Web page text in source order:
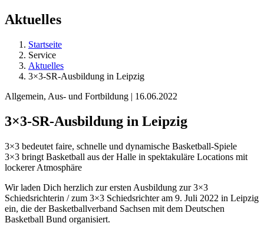
Aktuelles
Startseite
Service
Aktuelles
3×3-SR-Ausbildung in Leipzig
Allgemein, Aus- und Fortbildung | 16.06.2022
3×3-SR-Ausbildung in Leipzig
3×3 bedeutet faire, schnelle und dynamische Basketball-Spiele
3×3 bringt Basketball aus der Halle in spektakuläre Locations mit
lockerer Atmosphäre
Wir laden Dich herzlich zur ersten Ausbildung zur 3×3
Schiedsrichterin / zum 3×3 Schiedsrichter am 9. Juli 2022 in Leipzig
ein, die der Basketballverband Sachsen mit dem Deutschen
Basketball Bund organisiert.